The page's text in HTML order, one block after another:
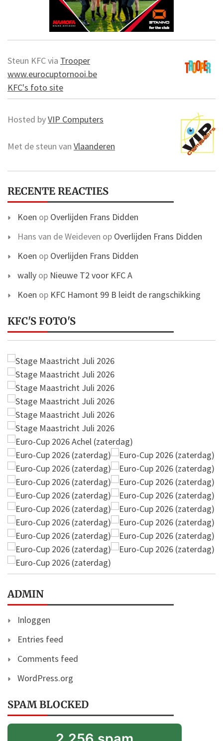
Steun KFC via Trooper
www.eurocuptornooi.be
KFC's foto site
Hosted byVIP Computers
Met de steun van Vlaanderen
RECENTE REACTIES
Koen op Overlijden Frans Didden
Hans van de Weideven op Overlijden Frans Didden
Koen op Overlijden Frans Didden
wally op Nieuwe T2 voor KFC A
Koen op KFC Hamont 99 B leidt de rangschikking
KFC'S FOTO'S
ADMIN
Inloggen
Entries feed
Comments feed
WordPress.org
SPAM BLOCKED